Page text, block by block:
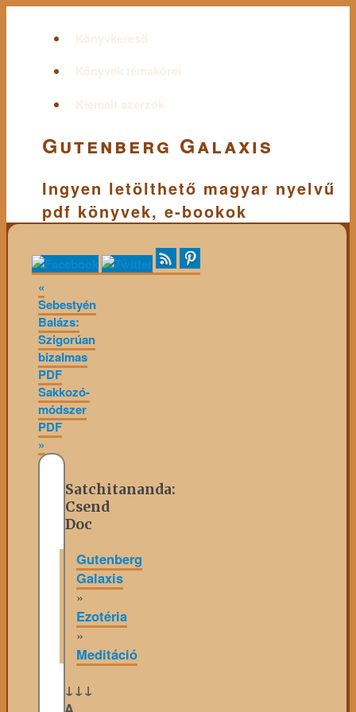
Könyvkereső
Könyvek témakörei
Kiemelt szerzők
Gutenberg Galaxis
Ingyen letölthető magyar nyelvű
pdf könyvek, e-bookok
«
Sebestyén
Balázs:
Szigorúan
bizalmas
PDF
Sakkozó-
módszer
PDF
»
Satchitananda:
Csend
Doc
Gutenberg
Galaxis
»
Ezotéria
»
Meditáció
↓↓↓
A